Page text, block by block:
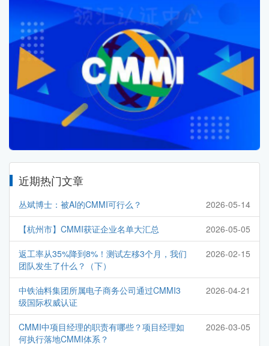
近期热门文章
丛斌博士：被AI的CMMI可行么？ 2026-05-14
【杭州市】CMMI获证企业名单大汇总 2026-05-05
返工率从35%降到8%！测试左移3个月，我们
团队发生了什么？（下）
2026-02-15
中铁油料集团所属电子商务公司通过CMMI3
级国际权威认证
2026-04-21
CMMI中项目经理的职责有哪些？项目经理如
何执行落地CMMI体系？
2026-03-05